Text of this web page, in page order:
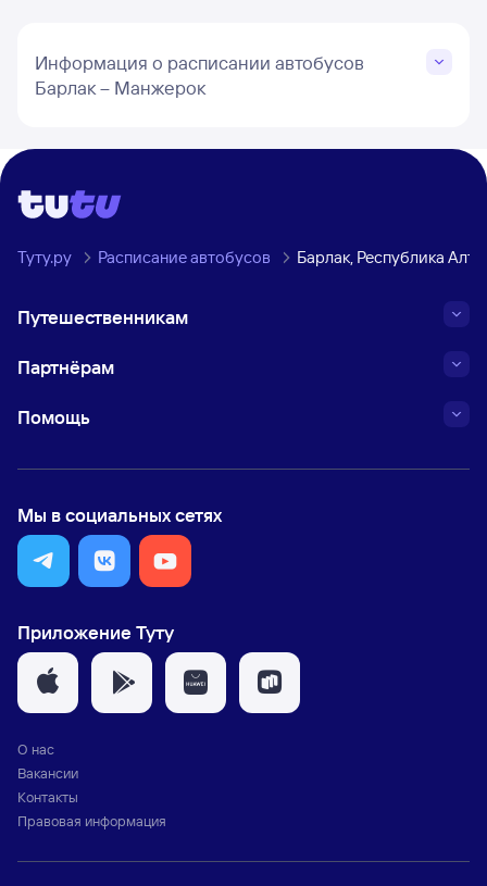
Информация о расписании автобусов
Барлак – Манжерок
Туту.ру Расписание автобусов Барлак, Республика
Путешественникам
Партнёрам
Помощь
Мы в социальных сетях
Приложение Туту
О нас
Вакансии
Контакты
Правовая информация